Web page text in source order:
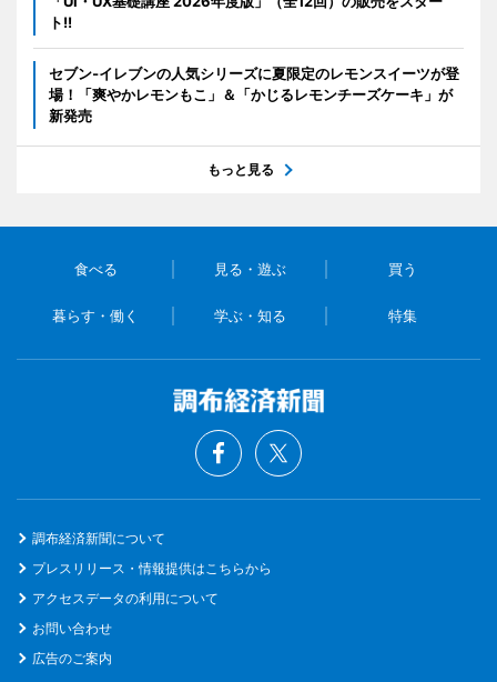
ト!!
セブン‐イレブンの人気シリーズに夏限定のレモンスイーツが登
場！「爽やかレモンもこ」＆「かじるレモンチーズケーキ」が
新発売
もっと見る
食べる 見る・遊ぶ 買う
暮らす・働く 学ぶ・知る 特集
調布経済新聞について
プレスリリース・情報提供はこちらから
アクセスデータの利用について
お問い合わせ
広告のご案内